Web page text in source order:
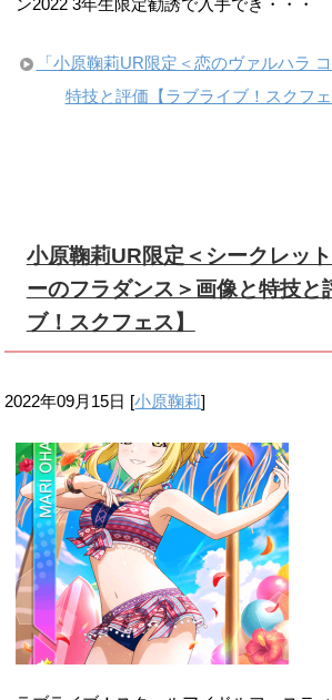
ン2022 3年生限定勧誘で入手でき・・・
「小原鞠莉UR限定＜恋のヴァルハラ
特技と評価【ラブライブ！スクフ
小原鞠莉UR限定＜シークレッ
ーのフラダンス＞画像と特技と
ブ！スクフェス】
2022年09月15日 [小原鞠莉]